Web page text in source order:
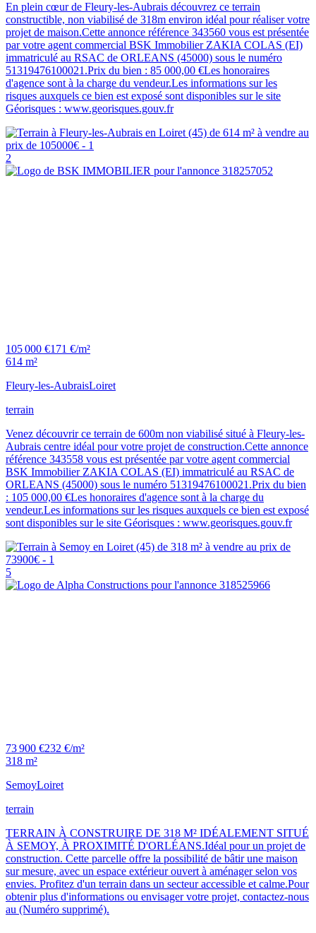
En plein cœur de Fleury-les-Aubrais découvrez ce terrain
constructible, non viabilisé de 318m environ idéal pour réaliser votre
projet de maison.Cette annonce référence 343560 vous est présentée
par votre agent commercial BSK Immobilier ZAKIA COLAS (EI)
immatriculé au RSAC de ORLEANS (45000) sous le numéro
51319476100021.Prix du bien : 85 000,00 €Les honoraires
d'agence sont à la charge du vendeur.Les informations sur les
risques auxquels ce bien est exposé sont disponibles sur le site
Géorisques : www.georisques.gouv.fr
2
105 000 €171 €/m²
614 m²
Fleury-les-AubraisLoiret
terrain
Venez découvrir ce terrain de 600m non viabilisé situé à Fleury-les-
Aubrais centre idéal pour votre projet de construction.Cette annonce
référence 343558 vous est présentée par votre agent commercial
BSK Immobilier ZAKIA COLAS (EI) immatriculé au RSAC de
ORLEANS (45000) sous le numéro 51319476100021.Prix du bien
: 105 000,00 €Les honoraires d'agence sont à la charge du
vendeur.Les informations sur les risques auxquels ce bien est exposé
sont disponibles sur le site Géorisques : www.georisques.gouv.fr
5
73 900 €232 €/m²
318 m²
SemoyLoiret
terrain
TERRAIN À CONSTRUIRE DE 318 M² IDÉALEMENT SITUÉ
À SEMOY, À PROXIMITÉ D'ORLÉANS.Idéal pour un projet de
construction. Cette parcelle offre la possibilité de bâtir une maison
sur mesure, avec un espace extérieur ouvert à aménager selon vos
envies. Profitez d'un terrain dans un secteur accessible et calme.Pour
obtenir plus d'informations ou envisager votre projet, contactez-nous
au (Numéro supprimé).